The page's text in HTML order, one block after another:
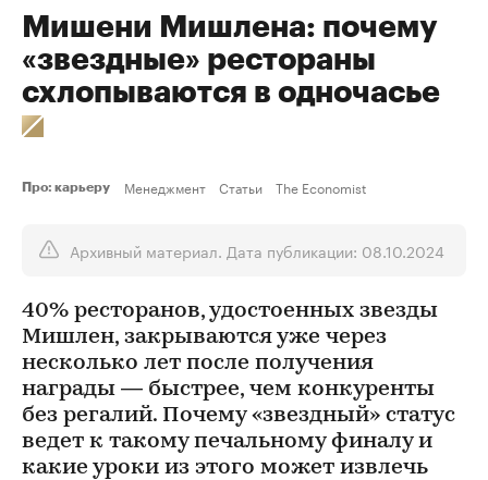
Мишени Мишлена: почему
«звездные» рестораны
схлопываются в одночасье
Про: карьеру Менеджмент Статьи The Economist
Архивный материал. Дата публикации: 08.10.2024
40% ресторанов, удостоенных звезды
Мишлен, закрываются уже через
несколько лет после получения
награды — быстрее, чем конкуренты
без регалий. Почему «звездный» статус
ведет к такому печальному финалу и
какие уроки из этого может извлечь